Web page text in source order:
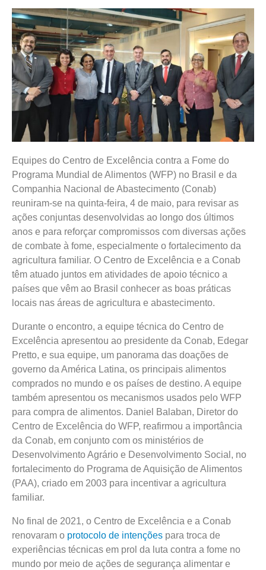
Equipes do Centro de Excelência contra a Fome do
Programa Mundial de Alimentos (WFP) no Brasil e da
Companhia Nacional de Abastecimento (Conab)
reuniram-se na quinta-feira, 4 de maio, para revisar as
ações conjuntas desenvolvidas ao longo dos últimos
anos e para reforçar compromissos com diversas ações
de combate à fome, especialmente o fortalecimento da
agricultura familiar. O Centro de Excelência e a Conab
têm atuado juntos em atividades de apoio técnico a
países que vêm ao Brasil conhecer as boas práticas
locais nas áreas de agricultura e abastecimento.
Durante o encontro, a equipe técnica do Centro de
Excelência apresentou ao presidente da Conab, Edegar
Pretto, e sua equipe, um panorama das doações de
governo da América Latina, os principais alimentos
comprados no mundo e os países de destino. A equipe
também apresentou os mecanismos usados pelo WFP
para compra de alimentos. Daniel Balaban, Diretor do
Centro de Excelência do WFP, reafirmou a importância
da Conab, em conjunto com os ministérios de
Desenvolvimento Agrário e Desenvolvimento Social, no
fortalecimento do Programa de Aquisição de Alimentos
(PAA), criado em 2003 para incentivar a agricultura
familiar.
No final de 2021, o Centro de Excelência e a Conab
renovaram o protocolo de intenções para troca de
experiências técnicas em prol da luta contra a fome no
mundo por meio de ações de segurança alimentar e